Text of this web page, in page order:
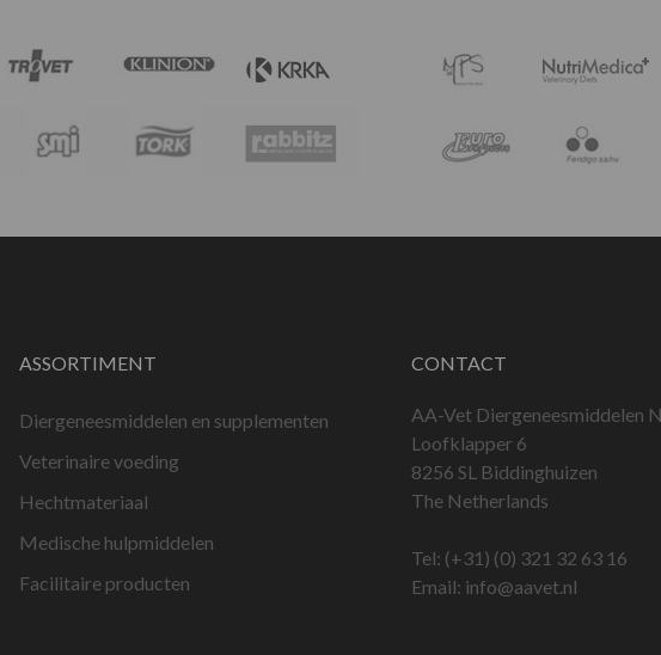
ASSORTIMENT
Diergeneesmiddelen en supplementen
Veterinaire voeding
Hechtmateriaal
Medische hulpmiddelen
Facilitaire producten
CONTACT
AA-Vet Diergeneesmiddelen
Loofklapper 6
8256 SL Biddinghuizen
The Netherlands
Tel: (+31) (0) 321 32 63 16
Email: info@aavet.nl